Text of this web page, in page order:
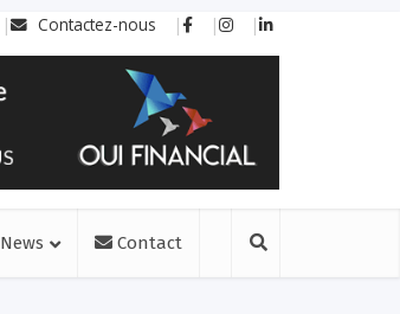
Contactez-nous
News Contact